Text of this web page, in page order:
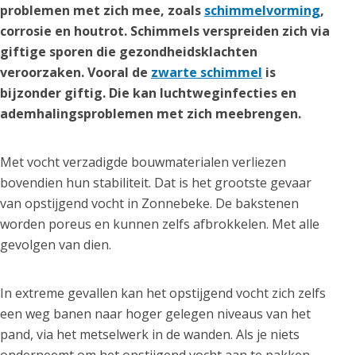
problemen met zich mee, zoals schimmelvorming,
corrosie en houtrot. Schimmels verspreiden zich via
giftige sporen die gezondheidsklachten
veroorzaken. Vooral de zwarte schimmel is
bijzonder giftig. Die kan luchtweginfecties en
ademhalingsproblemen met zich meebrengen.
Met vocht verzadigde bouwmaterialen verliezen
bovendien hun stabiliteit. Dat is het grootste gevaar
van opstijgend vocht in Zonnebeke. De bakstenen
worden poreus en kunnen zelfs afbrokkelen. Met alle
gevolgen van dien.
In extreme gevallen kan het opstijgend vocht zich zelfs
een weg banen naar hoger gelegen niveaus van het
pand, via het metselwerk in de wanden. Als je niets